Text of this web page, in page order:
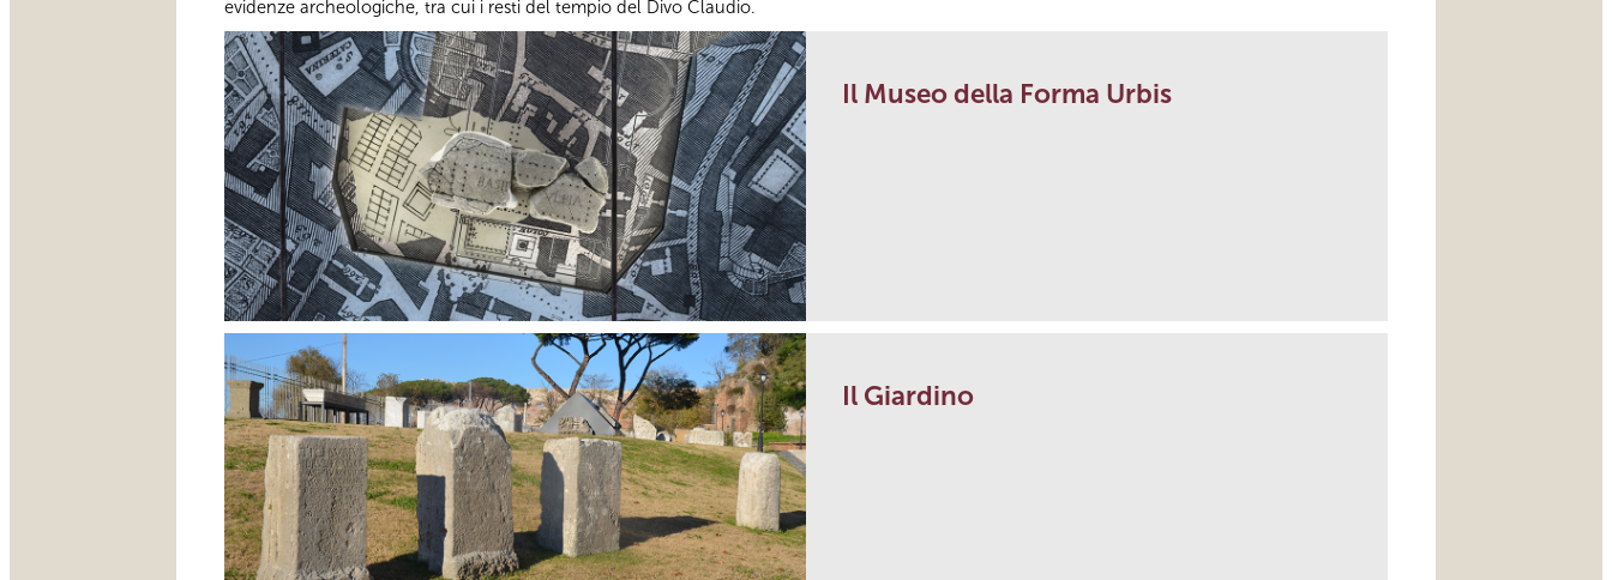
evidenze archeologiche, tra cui i resti del tempio del Divo Claudio.
Il Museo della Forma Urbis
Il Giardino